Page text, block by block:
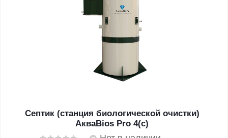
Септик (станция биологической очистки)
АкваBios Pro 4(с)